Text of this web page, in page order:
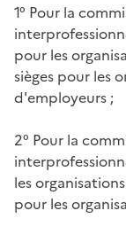
1° Pour la
pour les
sièges pour les
d'employeurs ;
2° Pour la
les
pour les